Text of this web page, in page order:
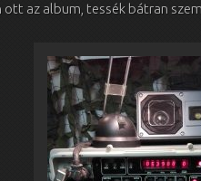
ott az album, tessék bátran